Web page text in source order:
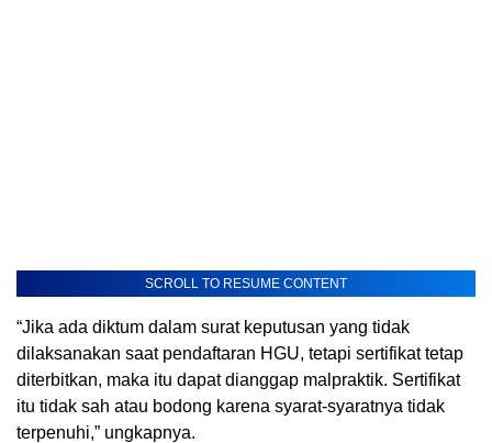
SCROLL TO RESUME CONTENT
“Jika ada diktum dalam surat keputusan yang tidak
dilaksanakan saat pendaftaran HGU, tetapi sertifikat tetap
diterbitkan, maka itu dapat dianggap malpraktik. Sertifikat
itu tidak sah atau bodong karena syarat-syaratnya tidak
terpenuhi,” ungkapnya.